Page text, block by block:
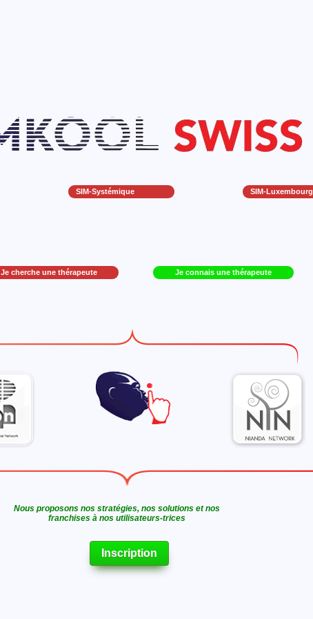
SIM-Systémique SIM-Luxembourg
Je cherche une thérapeute Je connais une thérapeute
Nous proposons nos stratégies, nos solutions et nos
franchises à nos utilisateurs-trices
Inscription